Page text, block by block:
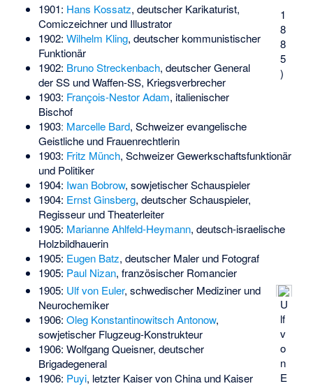
1
8
8
5
)
1901: Hans Kossatz, deutscher Karikaturist,
Comiczeichner und Illustrator
1902: Wilhelm Kling, deutscher kommunistischer
Funktionär
1902: Bruno Streckenbach, deutscher General
der SS und Waffen-SS, Kriegsverbrecher
1903: François-Nestor Adam, italienischer
Bischof
1903ː Marcelle Bard, Schweizer evangelische
Geistliche und Frauenrechtlerin
1903: Fritz Münch, Schweizer Gewerkschaftsfunktionär
und Politiker
1904: Iwan Bobrow, sowjetischer Schauspieler
1904: Ernst Ginsberg, deutscher Schauspieler,
Regisseur und Theaterleiter
1905: Marianne Ahlfeld-Heymann, deutsch-israelische
Holzbildhauerin
1905: Eugen Batz, deutscher Maler und Fotograf
1905: Paul Nizan, französischer Romancier
U
lf
v
o
n
E
1905: Ulf von Euler, schwedischer Mediziner und
Neurochemiker
1906: Oleg Konstantinowitsch Antonow,
sowjetischer Flugzeug-Konstrukteur
1906: Wolfgang Queisner, deutscher
Brigadegeneral
1906: Puyi, letzter Kaiser von China und Kaiser